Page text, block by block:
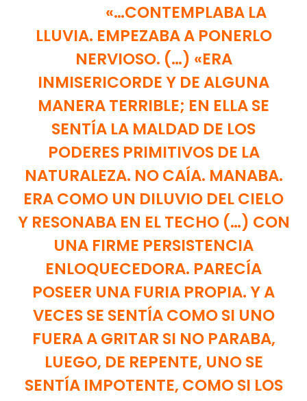
«…CONTEMPLABA LA
LLUVIA. EMPEZABA A PONERLO
NERVIOSO. (…) «ERA
INMISERICORDE Y DE ALGUNA
MANERA TERRIBLE; EN ELLA SE
SENTÍA LA MALDAD DE LOS
PODERES PRIMITIVOS DE LA
NATURALEZA. NO CAÍA. MANABA.
ERA COMO UN DILUVIO DEL CIELO
Y RESONABA EN EL TECHO (…) CON
UNA FIRME PERSISTENCIA
ENLOQUECEDORA. PARECÍA
POSEER UNA FURIA PROPIA. Y A
VECES SE SENTÍA COMO SI UNO
FUERA A GRITAR SI NO PARABA,
LUEGO, DE REPENTE, UNO SE
SENTÍA IMPOTENTE, COMO SI LOS